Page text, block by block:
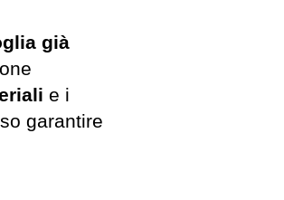
già
e i
garantire